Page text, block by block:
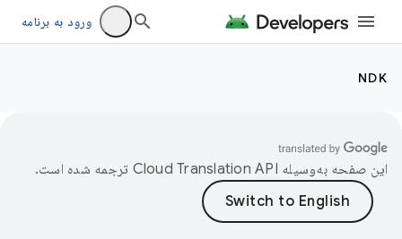
ورود به برنامه
NDK
این صفحه به‌وسیله ترجمه شده است.